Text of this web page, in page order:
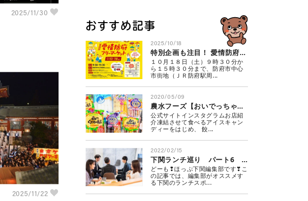
2025/11/30
2025/11/22
おすすめ記事
2025/10/18
特別企画も注目！ 愛情防府フリーマーケット
１０月１８日（土）９時３０分か
ら１５時３０分まで、防府市中心
市街地（ＪＲ防府駅周...
2020/05/09
農水フーズ【おいでっちゃ商店街】
公式サイトインスタグラムお店紹
介凍結させて食べるアイスキャン
ディーをはじめ、 餃...
2022/02/15
下関ランチ巡り パート6 定番から穴場まで❣人気店に編集部が行ってみた♪
どーも❢ほっぷ下関編集部です❣こ
の記事では、編集部がオススメす
る下関のランチスポ...